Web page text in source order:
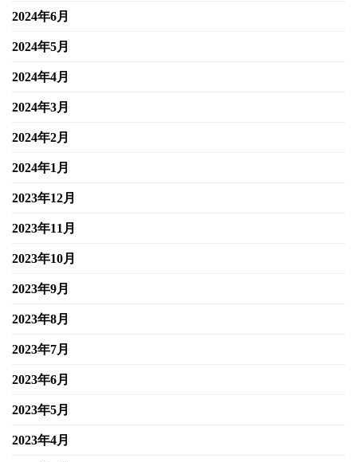
2024年6月
2024年5月
2024年4月
2024年3月
2024年2月
2024年1月
2023年12月
2023年11月
2023年10月
2023年9月
2023年8月
2023年7月
2023年6月
2023年5月
2023年4月